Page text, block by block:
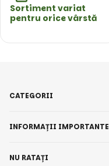
Sortiment variat
pentru orice vârstă
CATEGORII
INFORMAȚII IMPORTANTE
NU RATAȚI